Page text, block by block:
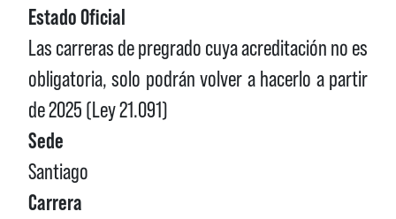
Estado Oficial
Las carreras de pregrado cuya acreditación no es
obligatoria, solo podrán volver a hacerlo a partir
de 2025 (Ley 21.091)
Sede
Santiago
Carrera